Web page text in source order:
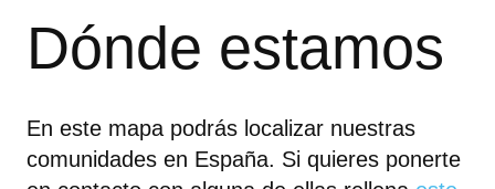
Dónde estamos
En este mapa podrás localizar nuestras
comunidades en España. Si quieres ponerte